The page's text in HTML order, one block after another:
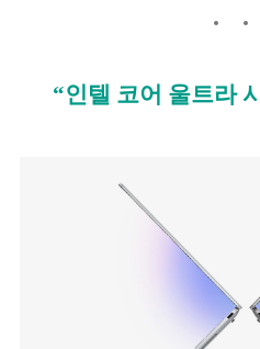
“인텔 코어 울트라